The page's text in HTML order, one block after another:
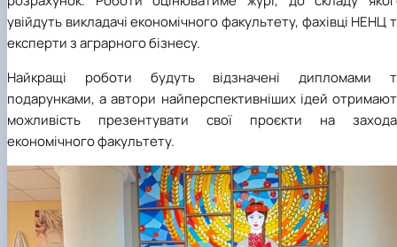
увійдуть викладачі економічного факультету, фахівці НЕНЦ
експерти з аграрного бізнесу.
Найкращі роботи будуть відзначені дипломами
подарунками, а автори найперспективніших ідей
можливість презентувати свої проєкти на
економічного факультету.